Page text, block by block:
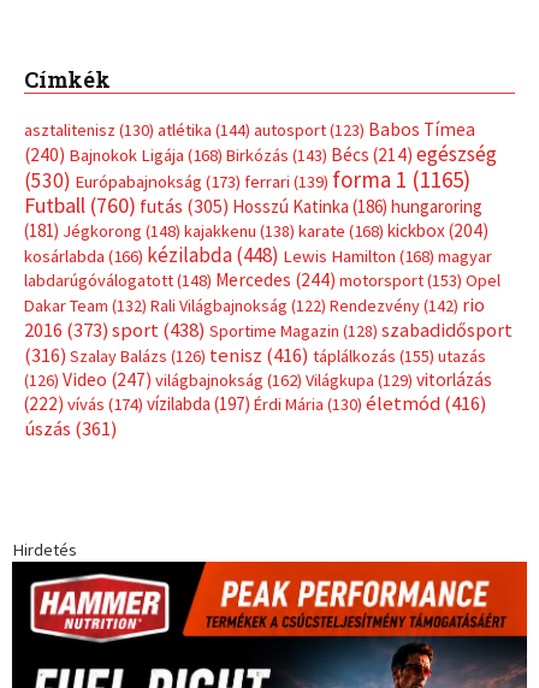
Címkék
asztalitenisz (130) atlétika (144) autosport(123) Babos Tímea
(240) Bajnokok Ligája (168) Birkózás (143) Bécs (214) egészség
(530) Európabajnokság (173) ferrari (139) forma 1 (1165)
Futball (760) futás (305) Hosszú Katinka (186) hungaroring
(181) Jégkorong (148) kajakkenu (138) karate (168) kickbox(204)
kosárlabda (166) kézilabda(448) Lewis Hamilton (168) magyar
labdarúgóválogatott(148) Mercedes (244) motorsport(153) Opel
Dakar Team (132) Rali Világbajnokság (122) Rendezvény(142) rio
2016 (373) sport(438) Sportime Magazin (128) szabadidősport
(316) Szalay Balázs (126) tenisz (416) táplálkozás (155) utazás
(126) Video (247) világbajnokság (162) Világkupa (129) vitorlázás
(222) vívás (174) vízilabda (197) Érdi Mária (130) életmód(416)
úszás (361)
Hirdetés